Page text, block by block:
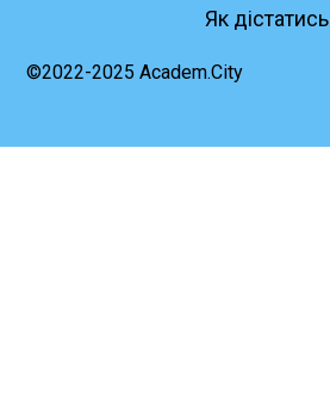
Як дістатись
©2022-2025 Academ.City